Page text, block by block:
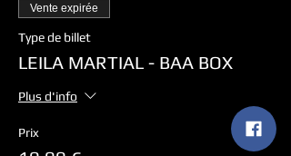
Vente expirée
Type de billet
LEILA MARTIAL - BAA BOX
Plus d'info
Prix